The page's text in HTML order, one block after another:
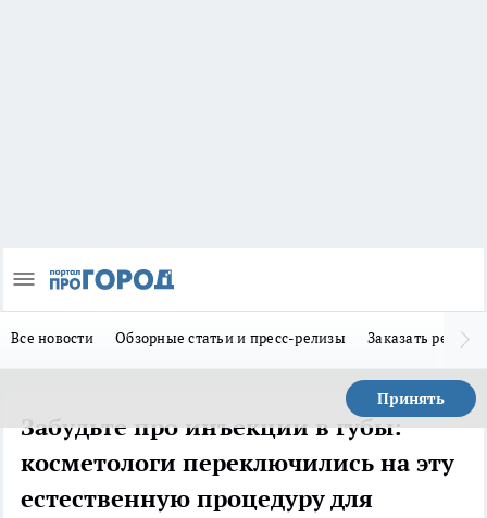
Все новости Обзорные статьи и пресс-релизы Заказать
Принять
Забудьте про инъекции в губы:
косметологи переключились на эту
естественную процедуру для